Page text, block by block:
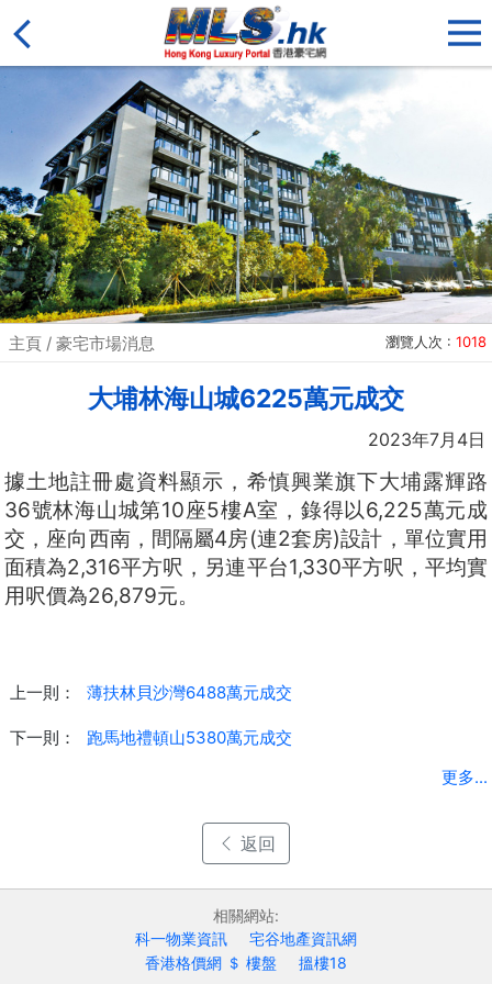
主頁 / 豪宅市場消息 瀏覽人次 : 1018
大埔林海山城6225萬元成交
2023年7月4日
據土地註冊處資料顯示，希慎興業旗下大埔露輝路
36號林海山城第10座5樓A室，錄得以6,225萬元成
交，座向西南，間隔屬4房(連2套房)設計，單位實用
面積為2,316平方呎，另連平台1,330平方呎，平均實
用呎價為26,879元。
上一則： 薄扶林貝沙灣6488萬元成交
下一則：
跑馬地禮頓山5380萬元成交
更多...
返回
相關網站:
科一物業資訊
宅谷地產資訊網
香港格價網 ＄ 樓盤
搵樓18